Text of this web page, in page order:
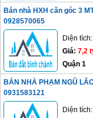
Bán nhà HXH căn góc 3
0928570065
Diện tích:
Giá: 7,2
Quận 1
BÁN NHÀ PHẠM NGŨ
0931583121
Diện tích: